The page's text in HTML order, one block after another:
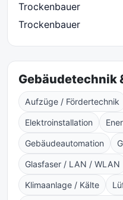
Trockenbauer
Trockenbauer
Gebäudetechnik
Aufzüge / Fördertechnik
Elektroinstallation
Gebäudeautomation
Glasfaser / LAN / WLAN
Klimaanlage / Kälte